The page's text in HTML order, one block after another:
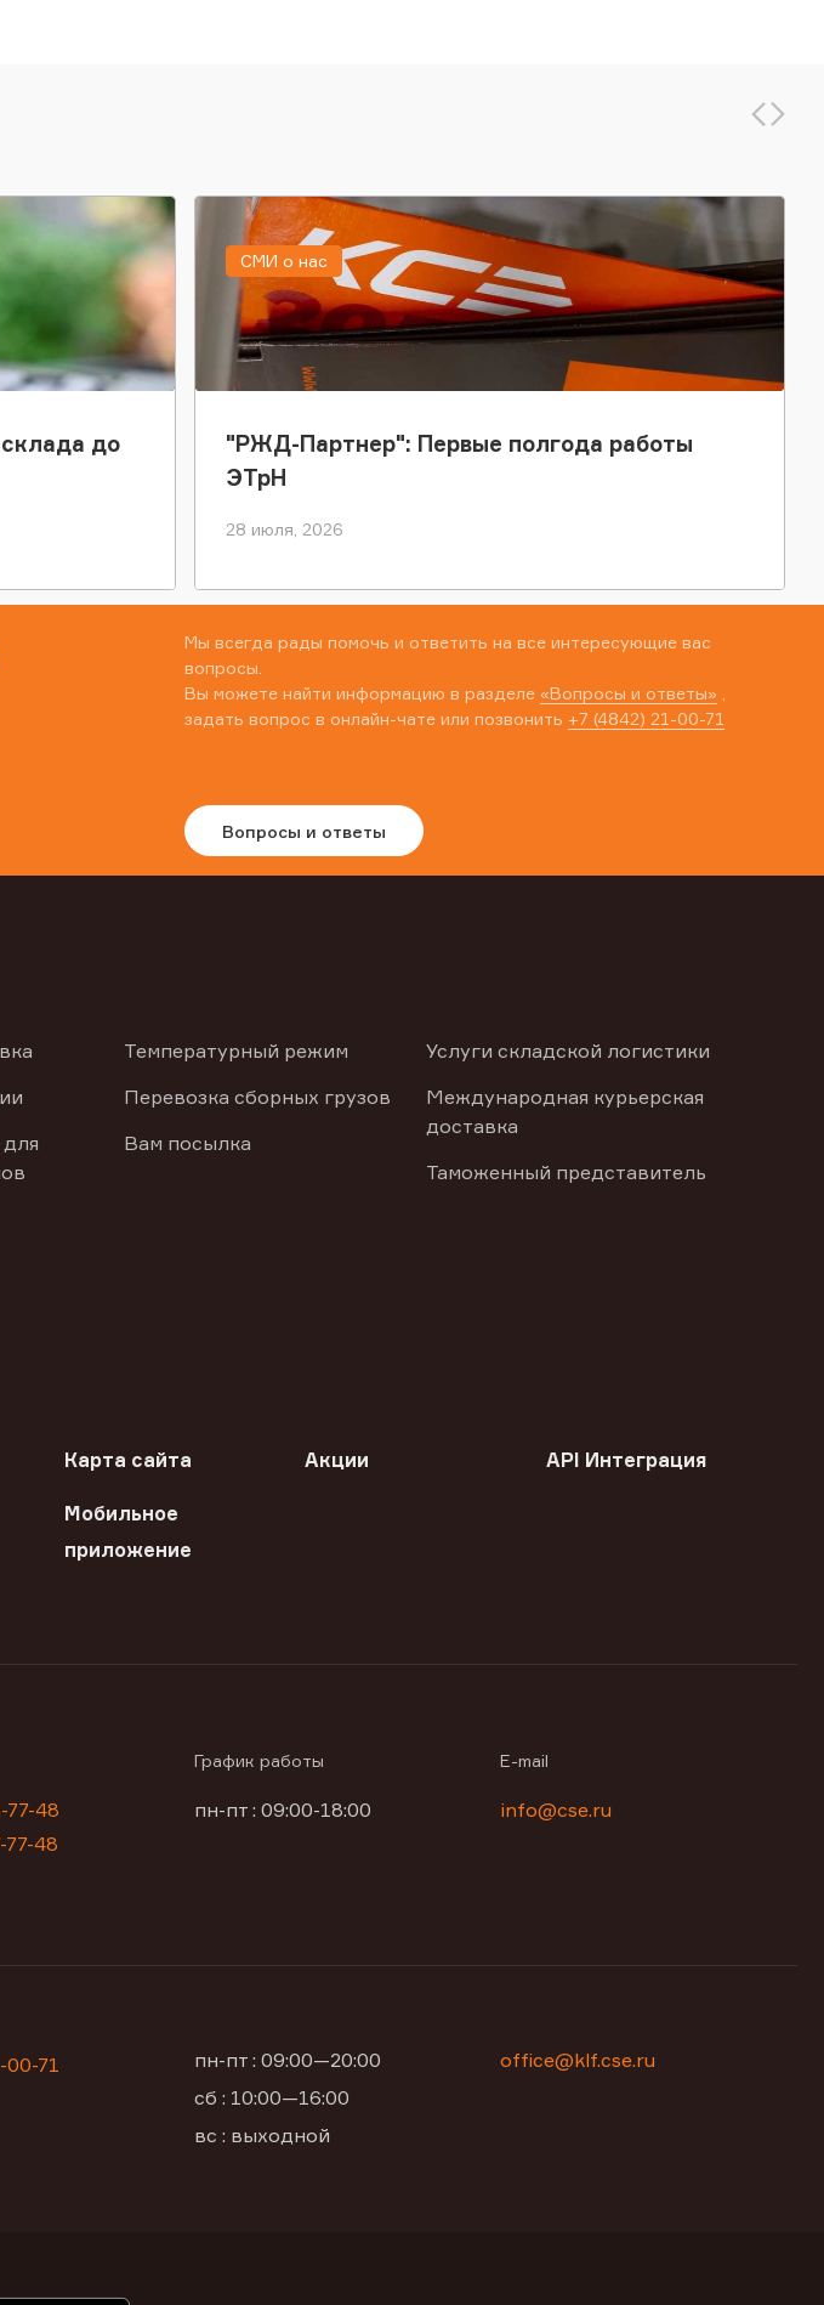
до
"РЖД-Партнер": Первые полгода работы
ЭТрН
28 июля, 2026
СМИ о нас
Мы всегда рады помочь и ответить на все интересующие вас
вопросы.
Вы можете найти информацию в разделе «Вопросы и ответы»
задать вопрос в онлайн-чате или позвонить +7 (4842) 21-00-71
Вопросы и ответы
Температурный режим
Перевозка сборных грузов
Вам посылка
Услуги складской логистики
Международная курьерская
доставка
Таможенный представитель
Карта сайта Акции API Интеграция
Мобильное
приложение
77-48
77-48
График работы
пн-пт : 09:00-18:00
E-mail
info@cse.ru
00-71
пн-пт : 09:00—20:00
сб : 10:00—16:00
вс : выходной
office@klf.cse.ru